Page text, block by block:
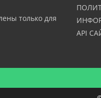
только для
API